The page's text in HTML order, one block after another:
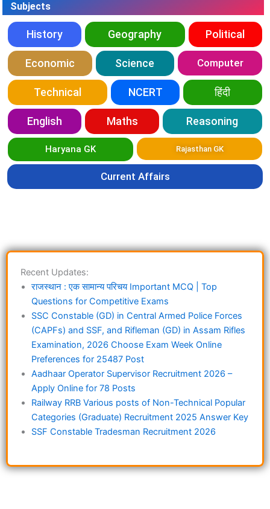
Subjects
History Geography Political
Economic Science Computer
Technical NCERT हिंदी
English Maths Reasoning
Haryana GK Rajasthan GK
Current Affairs
Recent Updates:
राजस्थान : एक सामान्य परिचय Important MCQ | Top
Questions for Competitive Exams
SSC Constable (GD) in Central Armed Police Forces
(CAPFs) and SSF, and Rifleman (GD) in Assam Rifles
Examination, 2026 Choose Exam Week Online
Preferences for 25487 Post
Aadhaar Operator Supervisor Recruitment 2026 –
Apply Online for 78 Posts
Railway RRB Various posts of Non-Technical Popular
Categories (Graduate) Recruitment 2025 Answer Key
SSF Constable Tradesman Recruitment 2026